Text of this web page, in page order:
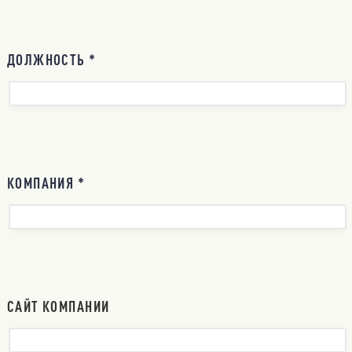
ДОЛЖНОСТЬ *
КОМПАНИЯ *
САЙТ КОМПАНИИ